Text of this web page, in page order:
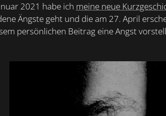
2021 habe ich meine neue
Ängste geht und die am 27. April
persönlichen Beitrag eine Angst